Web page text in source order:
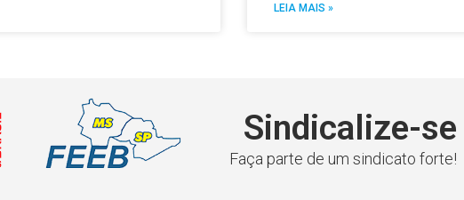
LEIA MAIS »
Sindicalize-se
Faça parte de um sindicato forte!